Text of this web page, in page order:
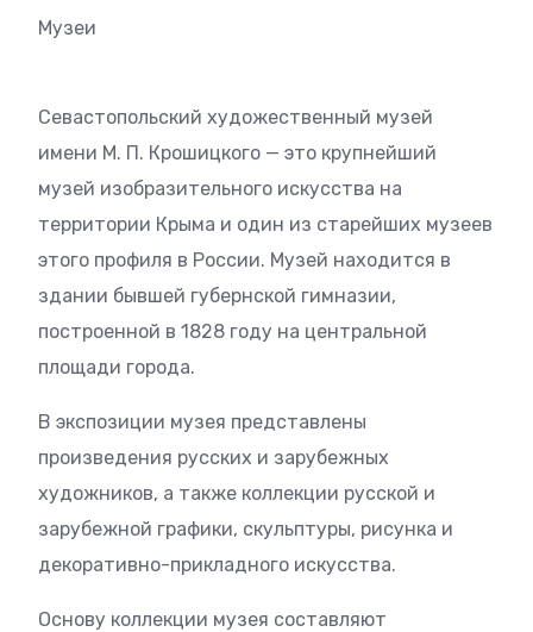
Музеи
Севастопольский художественный музей
имени М. П. Крошицкого — это крупнейший
музей изобразительного искусства на
территории Крыма и один из старейших музеев
этого профиля в России. Музей находится в
здании бывшей губернской гимназии,
построенной в 1828 году на центральной
площади города.
В экспозиции музея представлены
произведения русских и зарубежных
художников, а также коллекции русской и
зарубежной графики, скульптуры, рисунка и
декоративно-прикладного искусства.
Основу коллекции музея составляют